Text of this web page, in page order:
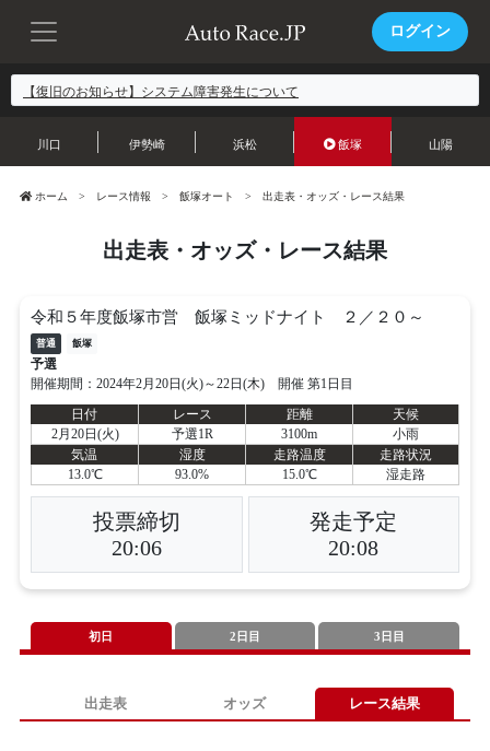
ログイン
【復旧のお知らせ】システム障害発生について
川口 伊勢崎 浜松 飯塚 山陽
ホーム レース情報 飯塚オート 出走表・オッズ・レース結果
出走表・オッズ・レース結果
令和５年度飯塚市営 飯塚ミッドナイト ２／２０～
普通 飯塚
予選
開催期間：2024年2月20日(火)～22日(木) 開催 第1日目
日付
レース 距離
天候
2月20日(火)
予選1R 3100m
小雨
気温
湿度 走路温度
走路状況
13.0℃
93.0% 15.0℃ 湿走路
投票締切
20:06
発走予定
20:08
初日 2日目 3日目
出走表 オッズ レース結果